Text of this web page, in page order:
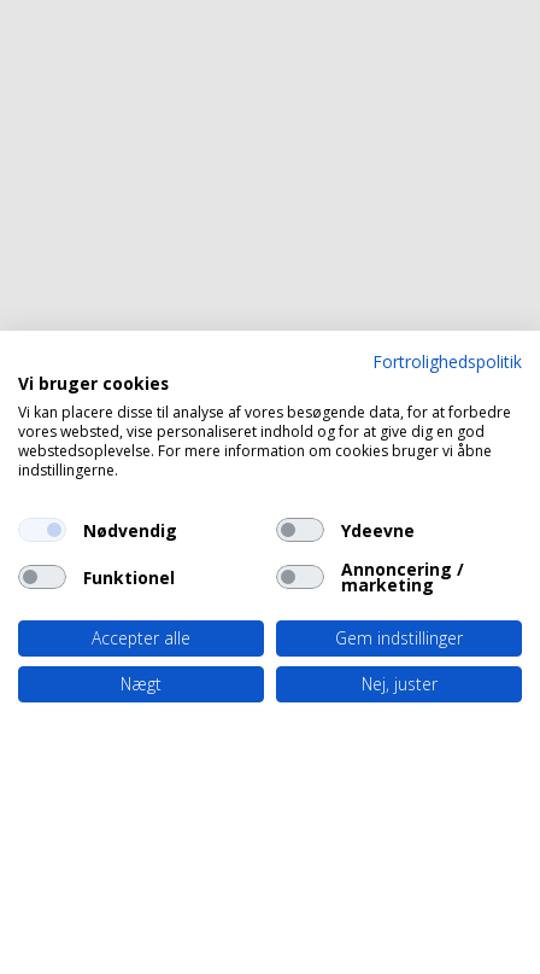
Fortrolighedspolitik
Vi bruger cookies
Vi kan placere disse til analyse af vores besøgende data, for at forbedre
vores websted, vise personaliseret indhold og for at give dig en god
webstedsoplevelse. For mere information om cookies bruger vi åbne
indstillingerne.
Nødvendig Ydeevne
Funktionel Annoncering /
marketing
Accepter alle
Gem indstillinger
Nægt
Nej, juster